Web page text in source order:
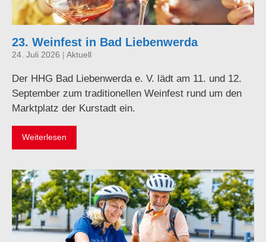
23. Weinfest in Bad Liebenwerda
24. Juli 2026 | Aktuell
Der HHG Bad Liebenwerda e. V. lädt am 11. und 12.
September zum traditionellen Weinfest rund um den
Marktplatz der Kurstadt ein.
Weiterlesen